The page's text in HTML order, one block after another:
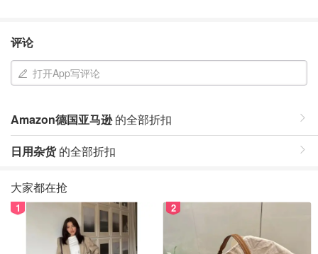
评论
打开App写评论
Amazon德国亚马逊的全部折扣
日用杂货的全部折扣
大家都在抢
1 2